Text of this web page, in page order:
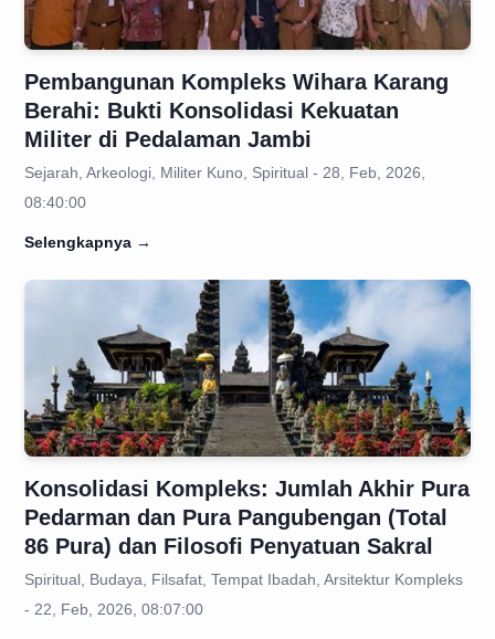
Pembangunan Kompleks Wihara Karang
Berahi: Bukti Konsolidasi Kekuatan
Militer di Pedalaman Jambi
Sejarah, Arkeologi, Militer Kuno, Spiritual - 28, Feb, 2026,
08:40:00
Selengkapnya →
Konsolidasi Kompleks: Jumlah Akhir Pura
Pedarman dan Pura Pangubengan (Total
86 Pura) dan Filosofi Penyatuan Sakral
Spiritual, Budaya, Filsafat, Tempat Ibadah, Arsitektur Kompleks
- 22, Feb, 2026, 08:07:00